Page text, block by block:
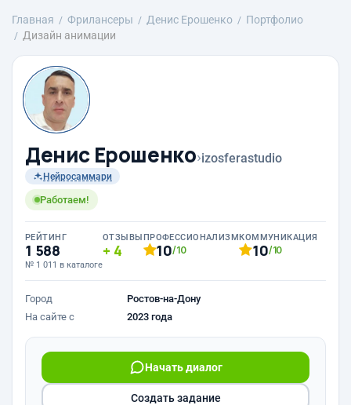
Главная Фрилансеры Денис Ерошенко
Портфолио
Дизайн анимации
Денис Ерошенко›izosferastudio
Нейросаммари
Работаем!
РЕЙТИНГ
1 588
№ 1 011 в каталоге
ОТЗЫВЫ
4
ПРОФЕССИОНАЛИЗМ
10/10
КОММУНИКАЦИЯ
10/10
Город
Ростов-на-Дону
На сайте с
2023 года
Начать диалог
Создать задание